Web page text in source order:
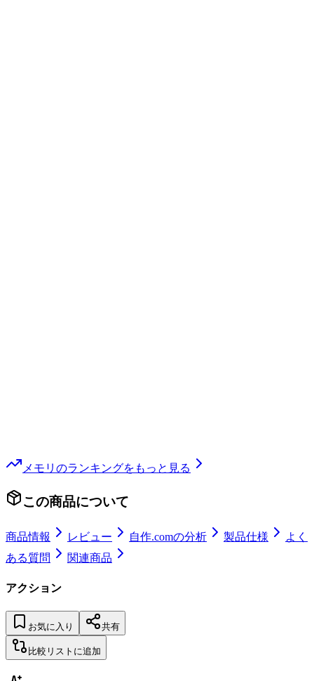
メモリ のランキングをもっと見る
この商品について
商品情報 レビュー 自作.comの分析 製品仕様
よく
ある質問
関連商品
アクション
お気に入り 共有
比較リストに追加